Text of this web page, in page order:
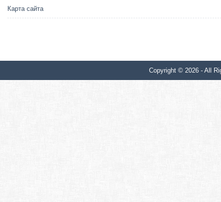
Карта сайта
Copyright © 2026 - All